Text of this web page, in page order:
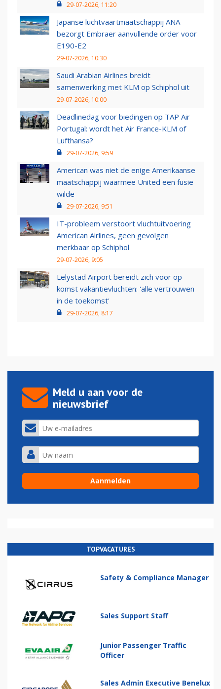
29-07-2026, 11:20
Japanse luchtvaartmaatschappij ANA
bezorgt Embraer aanvullende order voor
E190-E2
29-07-2026, 10:30
Saudi Arabian Airlines breidt
samenwerking met KLM op Schiphol uit
29-07-2026, 10:00
Deadlinedag voor biedingen op TAP Air
Portugal: wordt het Air France-KLM of
Lufthansa?
29-07-2026, 9:59
American was niet de enige Amerikaanse
maatschappij waarmee United een fusie
wilde
29-07-2026, 9:51
IT-probleem verstoort vluchtuitvoering
American Airlines, geen gevolgen
merkbaar op Schiphol
29-07-2026, 9:05
Lelystad Airport bereidt zich voor op
komst vakantievluchten: 'alle vertrouwen
in de toekomst'
29-07-2026, 8:17
Meld u aan voor de
nieuwsbrief
TOPVACATURES
Safety & Compliance Manager
Sales Support Staff
Junior Passenger Traffic
Officer
Sales Admin Executive Benelux